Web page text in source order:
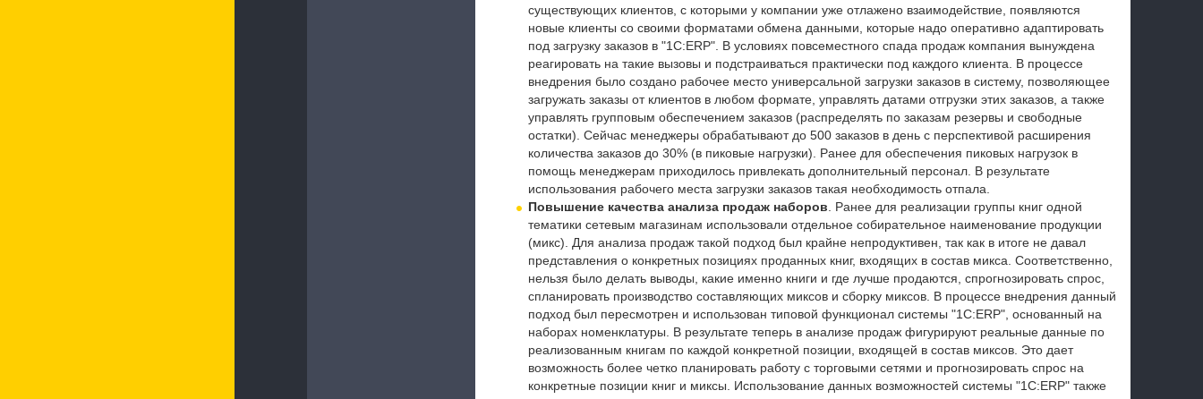
существующих клиентов, с которыми у компании уже отлажено взаимодействие, появляются
новые клиенты со своими форматами обмена данными, которые надо оперативно адаптировать
под загрузку заказов в "1С:ERP". В условиях повсеместного спада продаж компания вынуждена
реагировать на такие вызовы и подстраиваться практически под каждого клиента. В процессе
внедрения было создано рабочее место универсальной загрузки заказов в систему, позволяющее
загружать заказы от клиентов в любом формате, управлять датами отгрузки этих заказов, а также
управлять групповым обеспечением заказов (распределять по заказам резервы и свободные
остатки). Сейчас менеджеры обрабатывают до 500 заказов в день с перспективой расширения
количества заказов до 30% (в пиковые нагрузки). Ранее для обеспечения пиковых нагрузок в
помощь менеджерам приходилось привлекать дополнительный персонал. В результате
использования рабочего места загрузки заказов такая необходимость отпала.
Повышение качества анализа продаж наборов . Ранее для реализации группы книг одной
тематики сетевым магазинам использовали отдельное собирательное наименование продукции
(микс). Для анализа продаж такой подход был крайне непродуктивен, так как в итоге не давал
представления о конкретных позициях проданных книг, входящих в состав микса. Соответственно,
нельзя было делать выводы, какие именно книги и где лучше продаются, спрогнозировать спрос,
спланировать производство составляющих миксов и сборку миксов. В процессе внедрения данный
подход был пересмотрен и использован типовой функционал системы "1С:ERP", основанный на
наборах номенклатуры. В результате теперь в анализе продаж фигурируют реальные данные по
реализованным книгам по каждой конкретной позиции, входящей в состав миксов. Это дает
возможность более четко планировать работу с торговыми сетями и прогнозировать спрос на
конкретные позиции книг и миксы. Использование данных возможностей системы "1С:ERP" также